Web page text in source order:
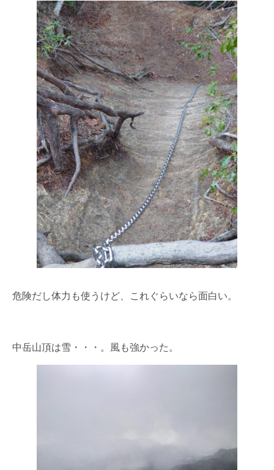
危険だし体力も使うけど、これぐらいなら面白い。
中岳山頂は雪・・・。風も強かった。